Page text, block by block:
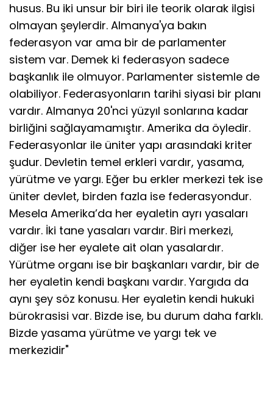
husus. Bu iki unsur bir biri ile teorik olarak ilgisi
olmayan şeylerdir. Almanya'ya bakın
federasyon var ama bir de parlamenter
sistem var. Demek ki federasyon sadece
başkanlık ile olmuyor. Parlamenter sistemle de
olabiliyor. Federasyonların tarihi siyasi bir planı
vardır. Almanya 20'nci yüzyıl sonlarına kadar
birliğini sağlayamamıştır. Amerika da öyledir.
Federasyonlar ile üniter yapı arasındaki kriter
şudur. Devletin temel erkleri vardır, yasama,
yürütme ve yargı. Eğer bu erkler merkezi tek ise
üniter devlet, birden fazla ise federasyondur.
Mesela Amerika’da her eyaletin ayrı yasaları
vardır. İki tane yasaları vardır. Biri merkezi,
diğer ise her eyalete ait olan yasalardır.
Yürütme organı ise bir başkanları vardır, bir de
her eyaletin kendi başkanı vardır. Yargıda da
aynı şey söz konusu. Her eyaletin kendi hukuki
bürokrasisi var. Bizde ise, bu durum daha farklı.
Bizde yasama yürütme ve yargı tek ve
merkezidir"